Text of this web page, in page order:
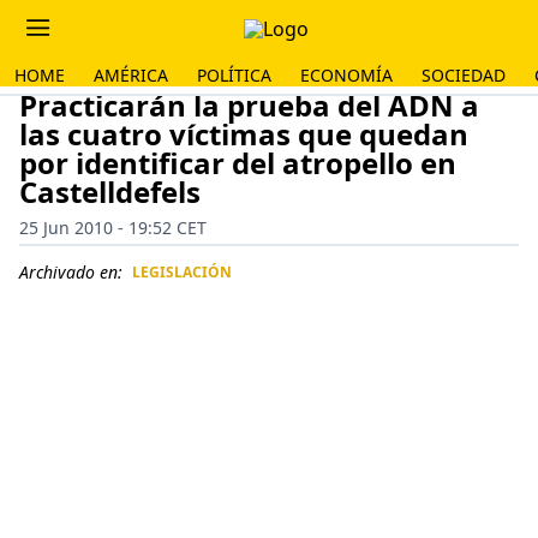
HOME AMÉRICA POLÍTICA ECONOMÍA SOCIEDAD
Practicarán la prueba del ADN a
las cuatro víctimas que quedan
por identificar del atropello en
Castelldefels
25 Jun 2010 - 19:52 CET
Archivado en: LEGISLACIÓN